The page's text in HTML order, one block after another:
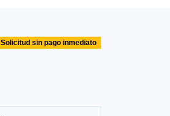
Solicitud sin pago inmediato